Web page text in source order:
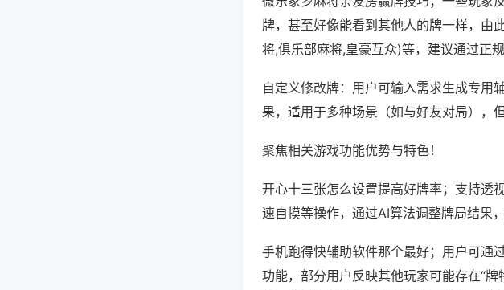
牌，甚至好像能看到其他人的牌一样，由
将,俱乐部麻将,皇豪互众)等，建议通过正
自定义修改牌：用户可输入需求生成专用
果，适用于多种场景（如与好友对局），
聚焦相关游戏功能优势与特色！
开心十三张怎么设置提高好牌率；支持透
速自摸等操作，通过AI算法调整牌局结果，
手机跑得快辅助软件那个最好；用户可通
功能，部分用户反映其他玩家可能存在“